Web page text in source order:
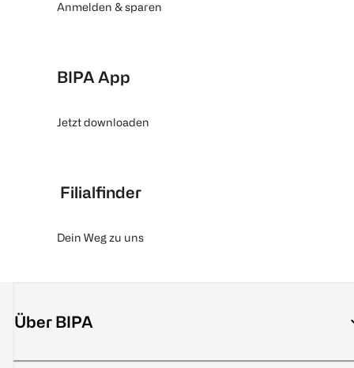
Anmelden & sparen
BIPA App
Jetzt downloaden
Filialfinder
Dein Weg zu uns
Über BIPA